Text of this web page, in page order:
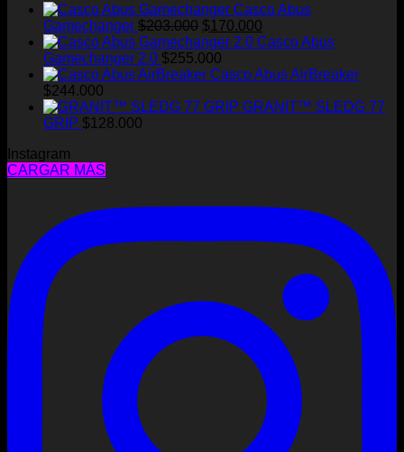
Casco Abus
Gamechanger $203.000 El
precio
original
era:
$170.000
precio
es:
Casco Abus
Gamechanger 2.0 $255.000
Casco Abus AirBreaker
$244.000
GRANIT™ SLEDG 77
GRIP $128.000
Instagram
CARGAR MÁS